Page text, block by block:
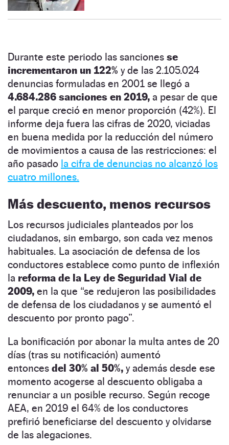
Durante este periodo las sanciones se
incrementaron un 122% y de las 2.105.024
denuncias formuladas en 2001 se llegó a
4.684.286 sanciones en 2019, a pesar de que
el parque creció en menor proporción (42%). El
informe deja fuera las cifras de 2020, viciadas
en buena medida por la reducción del número
de movimientos a causa de las restricciones: el
año pasado la cifra de denuncias no alcanzó los
cuatro millones.
Más descuento, menos recursos
Los recursos judiciales planteados por los
ciudadanos, sin embargo, son cada vez menos
habituales. La asociación de defensa de los
conductores establece como punto de inflexión
la reforma de la Ley de Seguridad Vial de
2009, en la que “se redujeron las posibilidades
de defensa de los ciudadanos y se aumentó el
descuento por pronto pago”.
La bonificación por abonar la multa antes de 20
días (tras su notificación) aumentó
entonces del 30% al 50%, y además desde ese
momento acogerse al descuento obligaba a
renunciar a un posible recurso. Según recoge
AEA, en 2019 el 64% de los conductores
prefirió beneficiarse del descuento y olvidarse
de las alegaciones.